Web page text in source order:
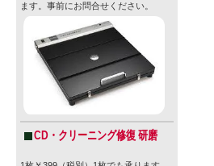
ます。事前にお問合せください。
CD・クリーニング修復 研磨